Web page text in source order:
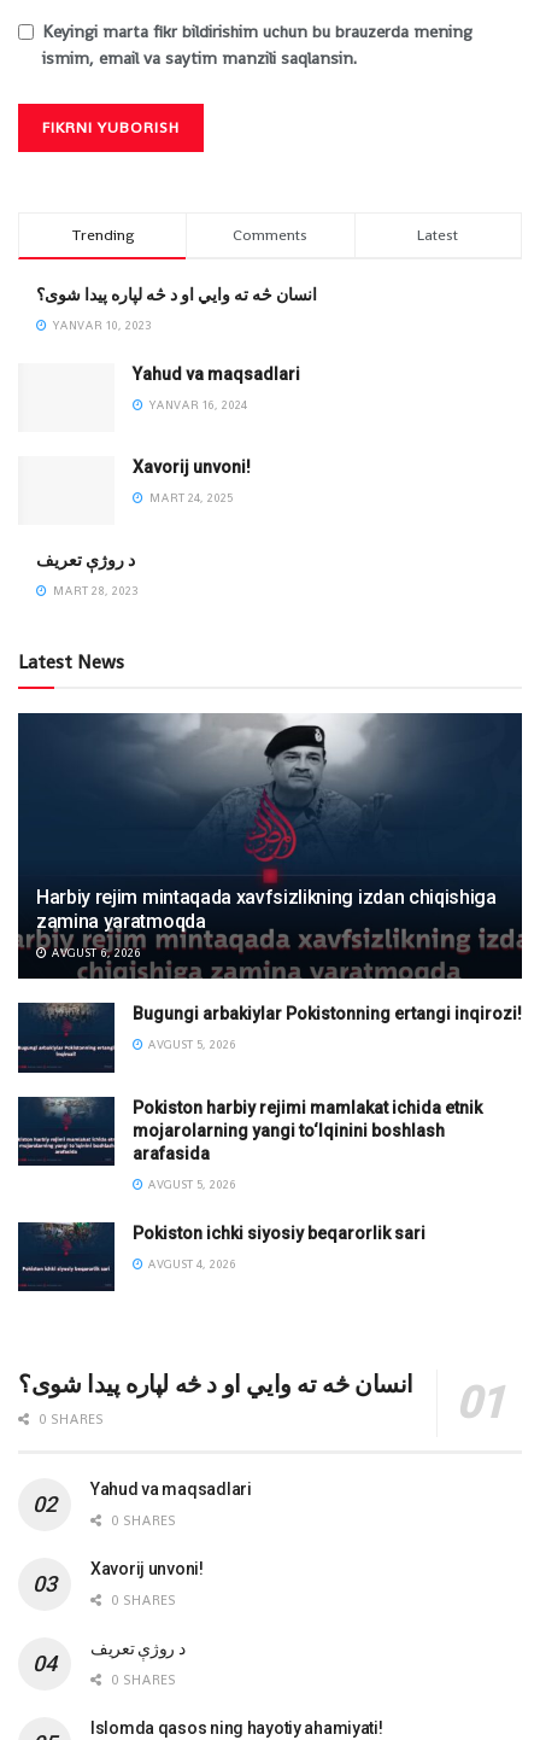
Keyingi marta fikr bildirishim uchun bu brauzerda mening
ismim, email va saytim manzili saqlansin.
Trending Comments Latest
انسان څه ته وایي او د څه لپاره پیدا شوی؟
YANVAR 10, 2023
Yahud va maqsadlari
YANVAR 16, 2024
Xavorij unvoni!
MART 24, 2025
‌د روژې تعریف
MART 28, 2023
Latest News
Harbiy rejim mintaqada xavfsizlikning izdan chiqishiga
zamina yaratmoqda
AVGUST 6, 2026
Bugungi arbakiylar Pokistonning ertangi inqirozi!
AVGUST 5, 2026
Pokiston harbiy rejimi mamlakat ichida etnik
mojarolarning yangi to‘lqinini boshlash
arafasida
AVGUST 5, 2026
Pokiston ichki siyosiy beqarorlik sari
AVGUST 4, 2026
انسان څه ته وایي او د څه لپاره پیدا شوی؟
0 SHARES
Yahud va maqsadlari
0 SHARES
Xavorij unvoni!
0 SHARES
‌د روژې تعریف
0 SHARES
Islomda qasos ning hayotiy ahamiyati!